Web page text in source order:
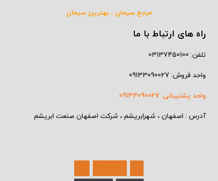
مرجع سیمان ، بهترین سیمان
راه های ارتباط با ما
تلفن: 03137450100
واحد فروش: 09133090027
واحد پشتیبانی: 09133090027
آدرس : اصفهان ، شهرابریشم ، شرکت اصفهان صنعت ابریشم